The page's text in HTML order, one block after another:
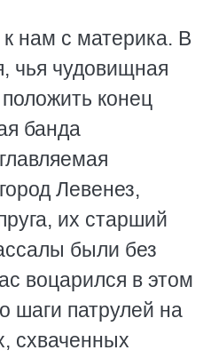
нам с материка. В
чья чудовищная
конец
банда
Левенез,
их старший
были без
воцарился в этом
шаги патрулей на
схваченных